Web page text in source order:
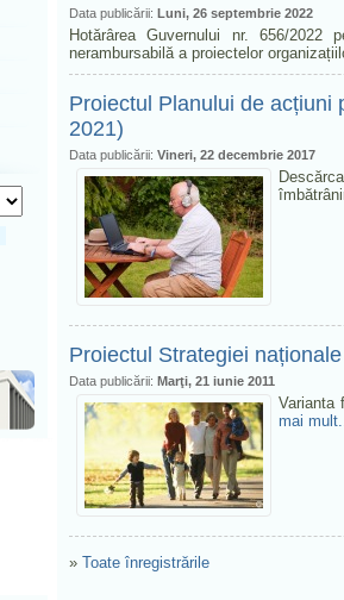
Data publicării: Luni, 26 septembrie 2022
Hotărârea Guvernului nr. 656/2022
nerambursabilă a proiectelor
Proiectul Planului de acțiuni
2021)
Data publicării: Vineri, 22 decembrie 2017
Proiectul Strategiei
Data publicării: Marţi, 21 iunie 2011
Varianta
mai
» Toate înregistrările